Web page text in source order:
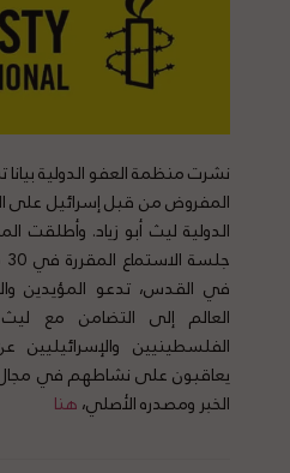
نشرت منظمة العفو الدولية بيانا
المفروض من قبل إسرائيل
الدولية ليث أبو زياد. وأطلقت
في القدس، تدعو المؤيدين
العالم إلى التضامن مع
الفلسطينيين
يعاقبون على نشاطهم في
الخبر ومصدره الأصلي،هنا